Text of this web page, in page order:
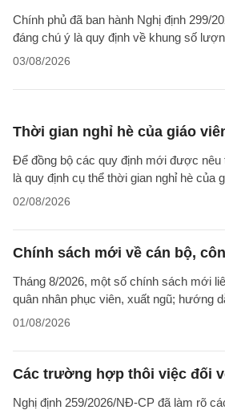
Chính phủ đã ban hành Nghị định 299/
đáng chú ý là quy định về khung số
03/08/2026
Thời gian nghỉ hè của giáo
Để đồng bộ các quy định mới được nêu
là quy định cụ thể thời gian nghỉ hè của
02/08/2026
Chính sách mới về cán bộ,
Tháng 8/2026, một số chính sách mới
quân nhân phục viên, xuất ngũ; hướng
01/08/2026
Các trường hợp thôi việc đối
Nghị định 259/2026/NĐ-CP đã làm rõ